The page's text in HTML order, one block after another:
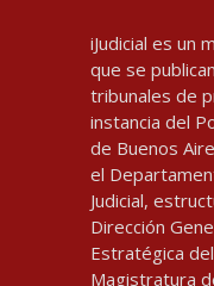
iJudicial es un
que se
tribunales de
instancia del
de Buenos
el
Judicial,
Dirección
Estratégica
Magistratura